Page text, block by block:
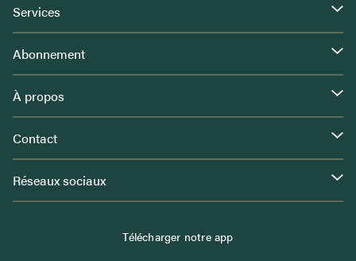
Services
Abonnement
À propos
Contact
Réseaux sociaux
Télécharger notre app